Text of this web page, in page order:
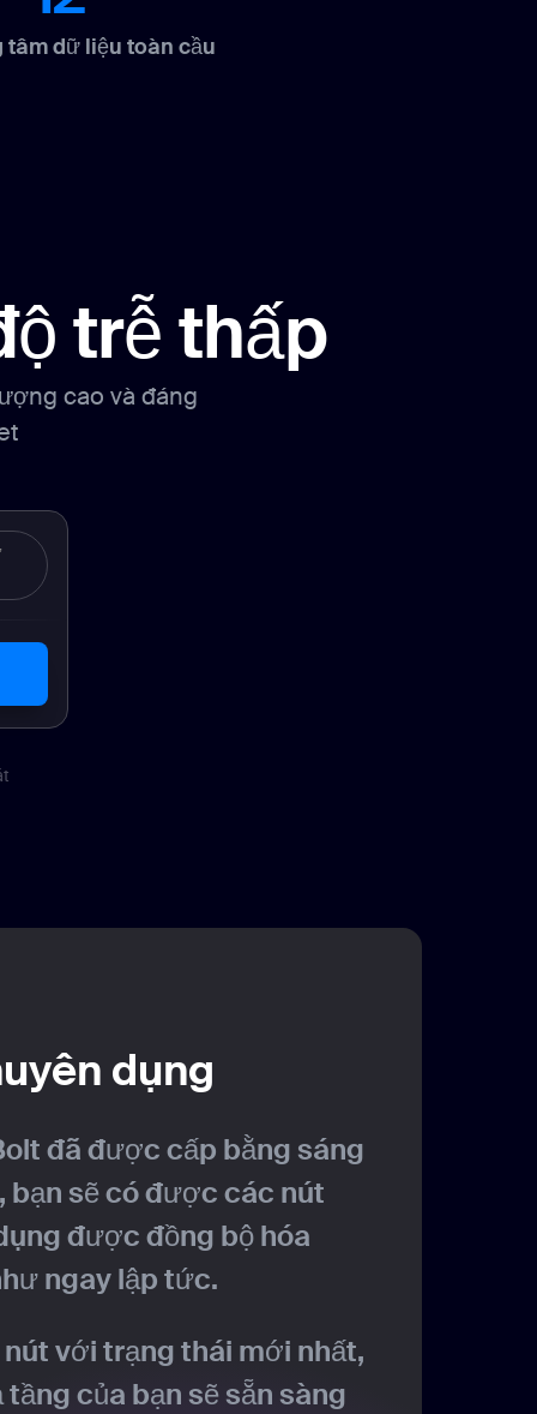
tâm dữ liệu toàn cầu
trễ thấp
cao và đáng
dụng
đã được cấp bằng sáng
bạn sẽ có được các nút
được đồng bộ hóa
ngay lập tức.
với trạng thái mới nhất,
của bạn sẽ sẵn sàng